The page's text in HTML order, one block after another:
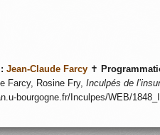
Jean-Claude Farcy✝
Farcy, Rosine Fry, Inculpés de
bourgogne.fr/Inculpes/WEB/